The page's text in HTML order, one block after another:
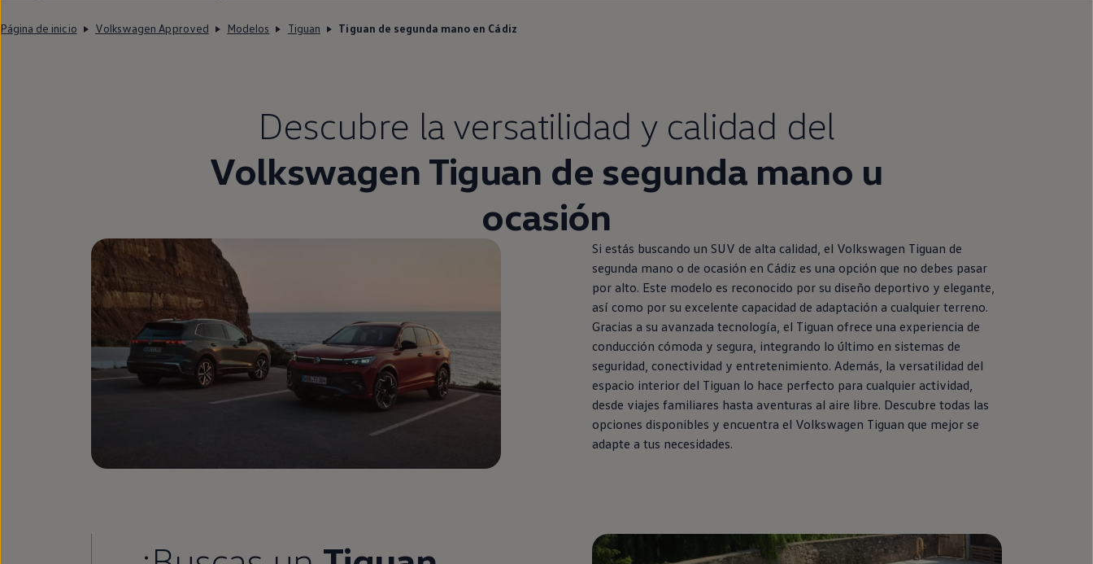
Página de inicio Volkswagen Approved Modelos Tiguan Tiguan de segunda mano en Cádiz
Descubre la versatilidad y calidad del
Volkswagen Tiguan de segunda mano u
ocasión
Si estás buscando un SUV de alta calidad, el Volkswagen Tiguan de
segunda mano o de ocasión en Cádiz es una opción que no debes pasar
por alto. Este modelo es reconocido por su diseño deportivo y elegante,
así como por su excelente capacidad de adaptación a cualquier terreno.
Gracias a su avanzada tecnología, el Tiguan ofrece una experiencia de
conducción cómoda y segura, integrando lo último en sistemas de
seguridad, conectividad y entretenimiento. Además, la versatilidad del
espacio interior del Tiguan lo hace perfecto para cualquier actividad,
desde viajes familiares hasta aventuras al aire libre. Descubre todas las
opciones disponibles y encuentra el Volkswagen Tiguan que mejor se
adapte a tus necesidades.